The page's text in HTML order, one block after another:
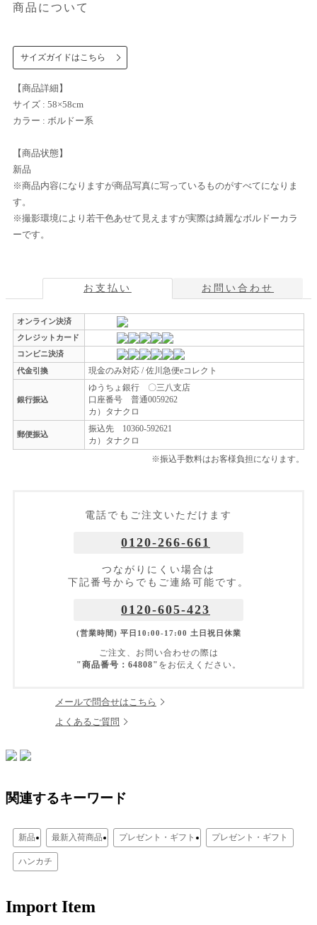
商品について
サイズガイドはこちら
【商品詳細】
サイズ : 58×58cm
カラー : ボルドー系
【商品状態】
新品
※商品内容になりますが商品写真に写っているものがすべてになりま
す。
※撮影環境により若干色あせて見えますが実際は綺麗なボルドーカラ
ーです。
お支払い お問い合わせ
オンライン決済
クレジットカード
コンビニ決済
代金引換
現金のみ対応 / 佐川急便eコレクト
銀行振込
ゆうちょ銀行 〇三八支店
口座番号 普通0059262
カ）タナクロ
郵便振込
振込先 10360-592621
カ）タナクロ
※振込手数料はお客様負担になります。
電話でもご注文いただけます
0120-266-661
つながりにくい場合は
下記番号からでもご連絡可能です。
0120-605-423
(営業時間) 平日10:00-17:00 土日祝日休業
ご注文、お問い合わせの際は
"商品番号：64808" をお伝えください。
メールで問合せはこちら
よくあるご質問
関連するキーワード
新品 最新入荷商品 プレゼント・ギフト プレゼント・ギフト
ハンカチ
Import Item